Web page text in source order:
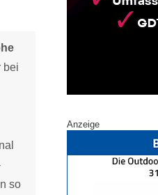
bei
so
Anzeige